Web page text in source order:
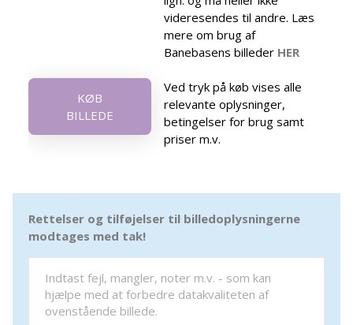
videresendes til andre. Læs
mere om brug af
Banebasens billeder HER
KØB
BILLEDE
Ved tryk på køb vises alle
relevante oplysninger,
betingelser for brug samt
priser m.v.
Rettelser og tilføjelser til billedoplysningerne
modtages med tak!